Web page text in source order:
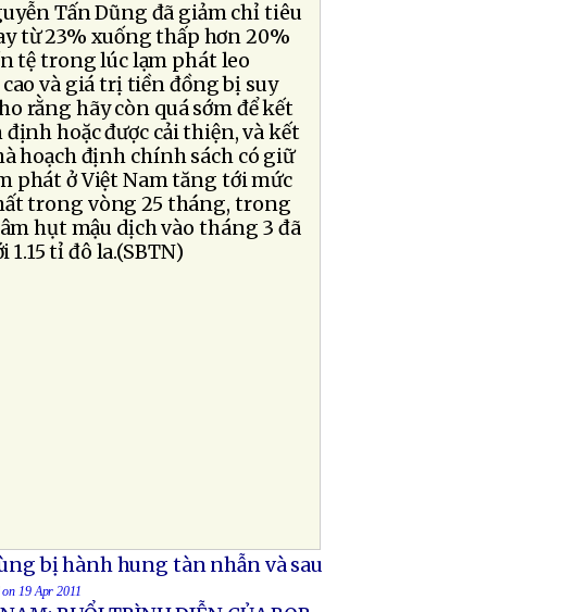
Tấn Dũng đã giảm chỉ tiêu
từ 23% xuống thấp hơn 20%
tệ trong lúc lạm phát leo
và giá trị tiền đồng bị suy
rằng hãy còn quá sớm để kết
hoặc được cải thiện, và kết
hoạch định chính sách có giữ
phát ở Việt Nam tăng tới mức
trong vòng 25 tháng, trong
hụt mậu dịch vào tháng 3 đã
tỉ đô la.(SBTN)
bị hành hung tàn nhẫn và sau
on 19 Apr 2011